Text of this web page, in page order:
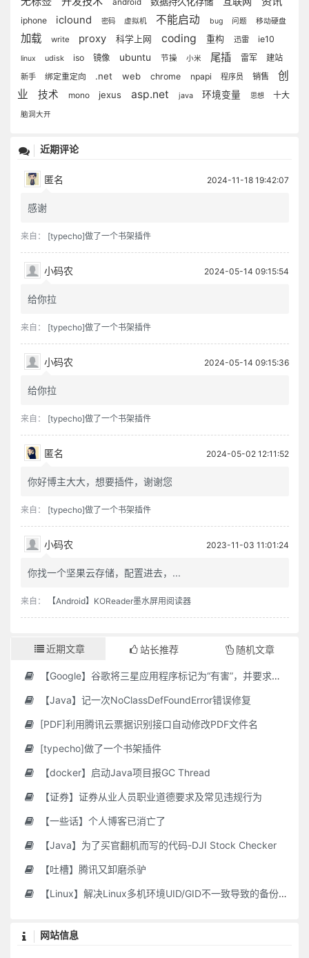
android
iphone iclound 密码 虚拟机 不能启动 bug 问题 移动硬盘
加载 write proxy 科学上网 coding 重构 迅雷 ie10
linux udisk iso 镜像 ubuntu 节操 小米 尾插 雷军 建站
新手 绑定重定向 .net web chrome npapi 程序员 销售
创
业
技术 mono jexus asp.net java 环境变量 思想 十大
脑洞大开
近期评论
匿名 2024-11-18 19:42:07
感谢
来自： [typecho]做了一个书架插件
小码农 2024-05-14 09:15:54
给你拉
来自： [typecho]做了一个书架插件
小码农 2024-05-14 09:15:36
给你拉
来自： [typecho]做了一个书架插件
匿名 2024-05-02 12:11:52
你好博主大大，想要插件，谢谢您
来自： [typecho]做了一个书架插件
小码农 2023-11-03 11:01:24
你找一个坚果云存储，配置进去，...
来自： 【Android】KOReader墨水屏用阅读器
近期文章 站长推荐 随机文章
【Google】谷歌将三星应用程序标记为“有害”，并要求用户删除它们
【Java】记一次NoClassDefFoundError错误修复
[PDF]利用腾讯云票据识别接口自动修改PDF文件名
[typecho]做了一个书架插件
【docker】启动Java项目报GC Thread
【证券】证券从业人员职业道德要求及常见违规行为
【一些话】个人博客已消亡了
【Java】为了买官翻机而写的代码-DJI Stock Checker
【吐槽】腾讯又卸磨杀驴
【Linux】解决Linux多机环境UID/GID不一致导致的备份权限问题
网站信息